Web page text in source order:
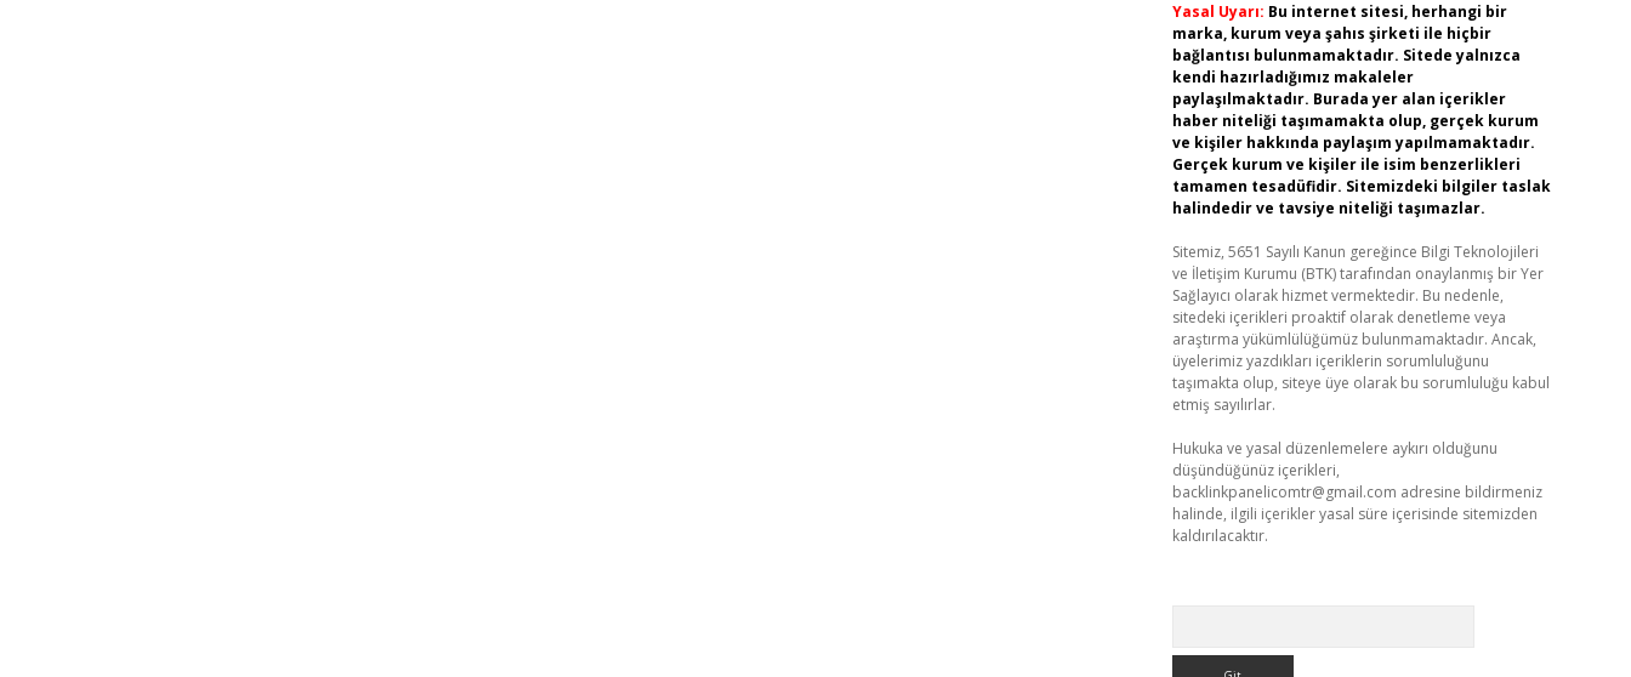
Yasal Uyarı: Bu internet sitesi, herhangi bir
marka, kurum veya şahıs şirketi ile hiçbir
bağlantısı bulunmamaktadır. Sitede yalnızca
kendi hazırladığımız makaleler
paylaşılmaktadır. Burada yer alan içerikler
haber niteliği taşımamakta olup, gerçek kurum
ve kişiler hakkında paylaşım yapılmamaktadır.
Gerçek kurum ve kişiler ile isim benzerlikleri
tamamen tesadüfidir. Sitemizdeki bilgiler taslak
halindedir ve tavsiye niteliği taşımazlar.
Sitemiz, 5651 Sayılı Kanun gereğince Bilgi Teknolojileri
ve İletişim Kurumu (BTK) tarafından onaylanmış bir Yer
Sağlayıcı olarak hizmet vermektedir. Bu nedenle,
sitedeki içerikleri proaktif olarak denetleme veya
araştırma yükümlülüğümüz bulunmamaktadır. Ancak,
üyelerimiz yazdıkları içeriklerin sorumluluğunu
taşımakta olup, siteye üye olarak bu sorumluluğu kabul
etmiş sayılırlar.
Hukuka ve yasal düzenlemelere aykırı olduğunu
düşündüğünüz içerikleri,
backlinkpanelicomtr@gmail.com adresine bildirmeniz
halinde, ilgili içerikler yasal süre içerisinde sitemizden
kaldırılacaktır.